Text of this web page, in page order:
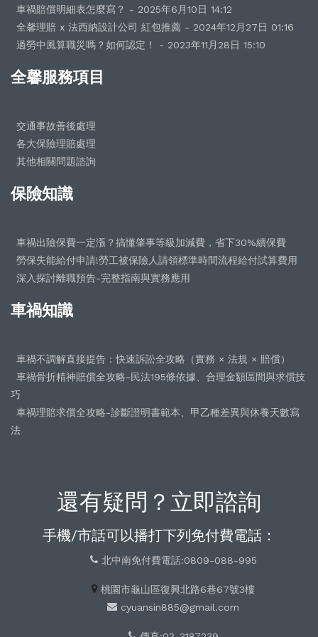
車禍賠償明細表怎麼寫？ - 2025年6月10日 14:12
全馨理賠 x 法西納設計公司 紅包推薦 - 2024年12月27日 01:16
過勞中風算職災嗎？如何認定！ - 2023年11月28日 15:10
全馨服務項目
交通事故善後處理
各大保險理賠處理
其他相關問題諮詢
保險知識
車禍出險保費一定漲？搞懂肇事等級加減費，省下30%續保費
勞保失能給付申請!勞工被保險人請領標準時間流程給付試算費用
深入探討離職預告-完整指南與實務應用
車禍知識
車禍不調解直接提告：快速訴訟全攻略（實務 × 法規 × 賠償）
車禍骨折精神賠償全攻略-民法195條依據、合理金額區間與求償技
巧
車禍理賠求償全攻略-診斷證明書範本、甲乙種差異與休養天數寫
法
還有疑問？立即諮詢
手機/市話可以播打下列免付費電話：
北中南免付費電話:0809-088-995
桃園市龜山區復興北路6巷67號3樓
cyuansin885@gmail.com